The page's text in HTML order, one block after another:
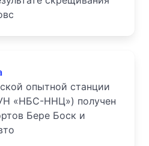
опытной станции
«НБС-ННЦ») получен
Бере Боск и